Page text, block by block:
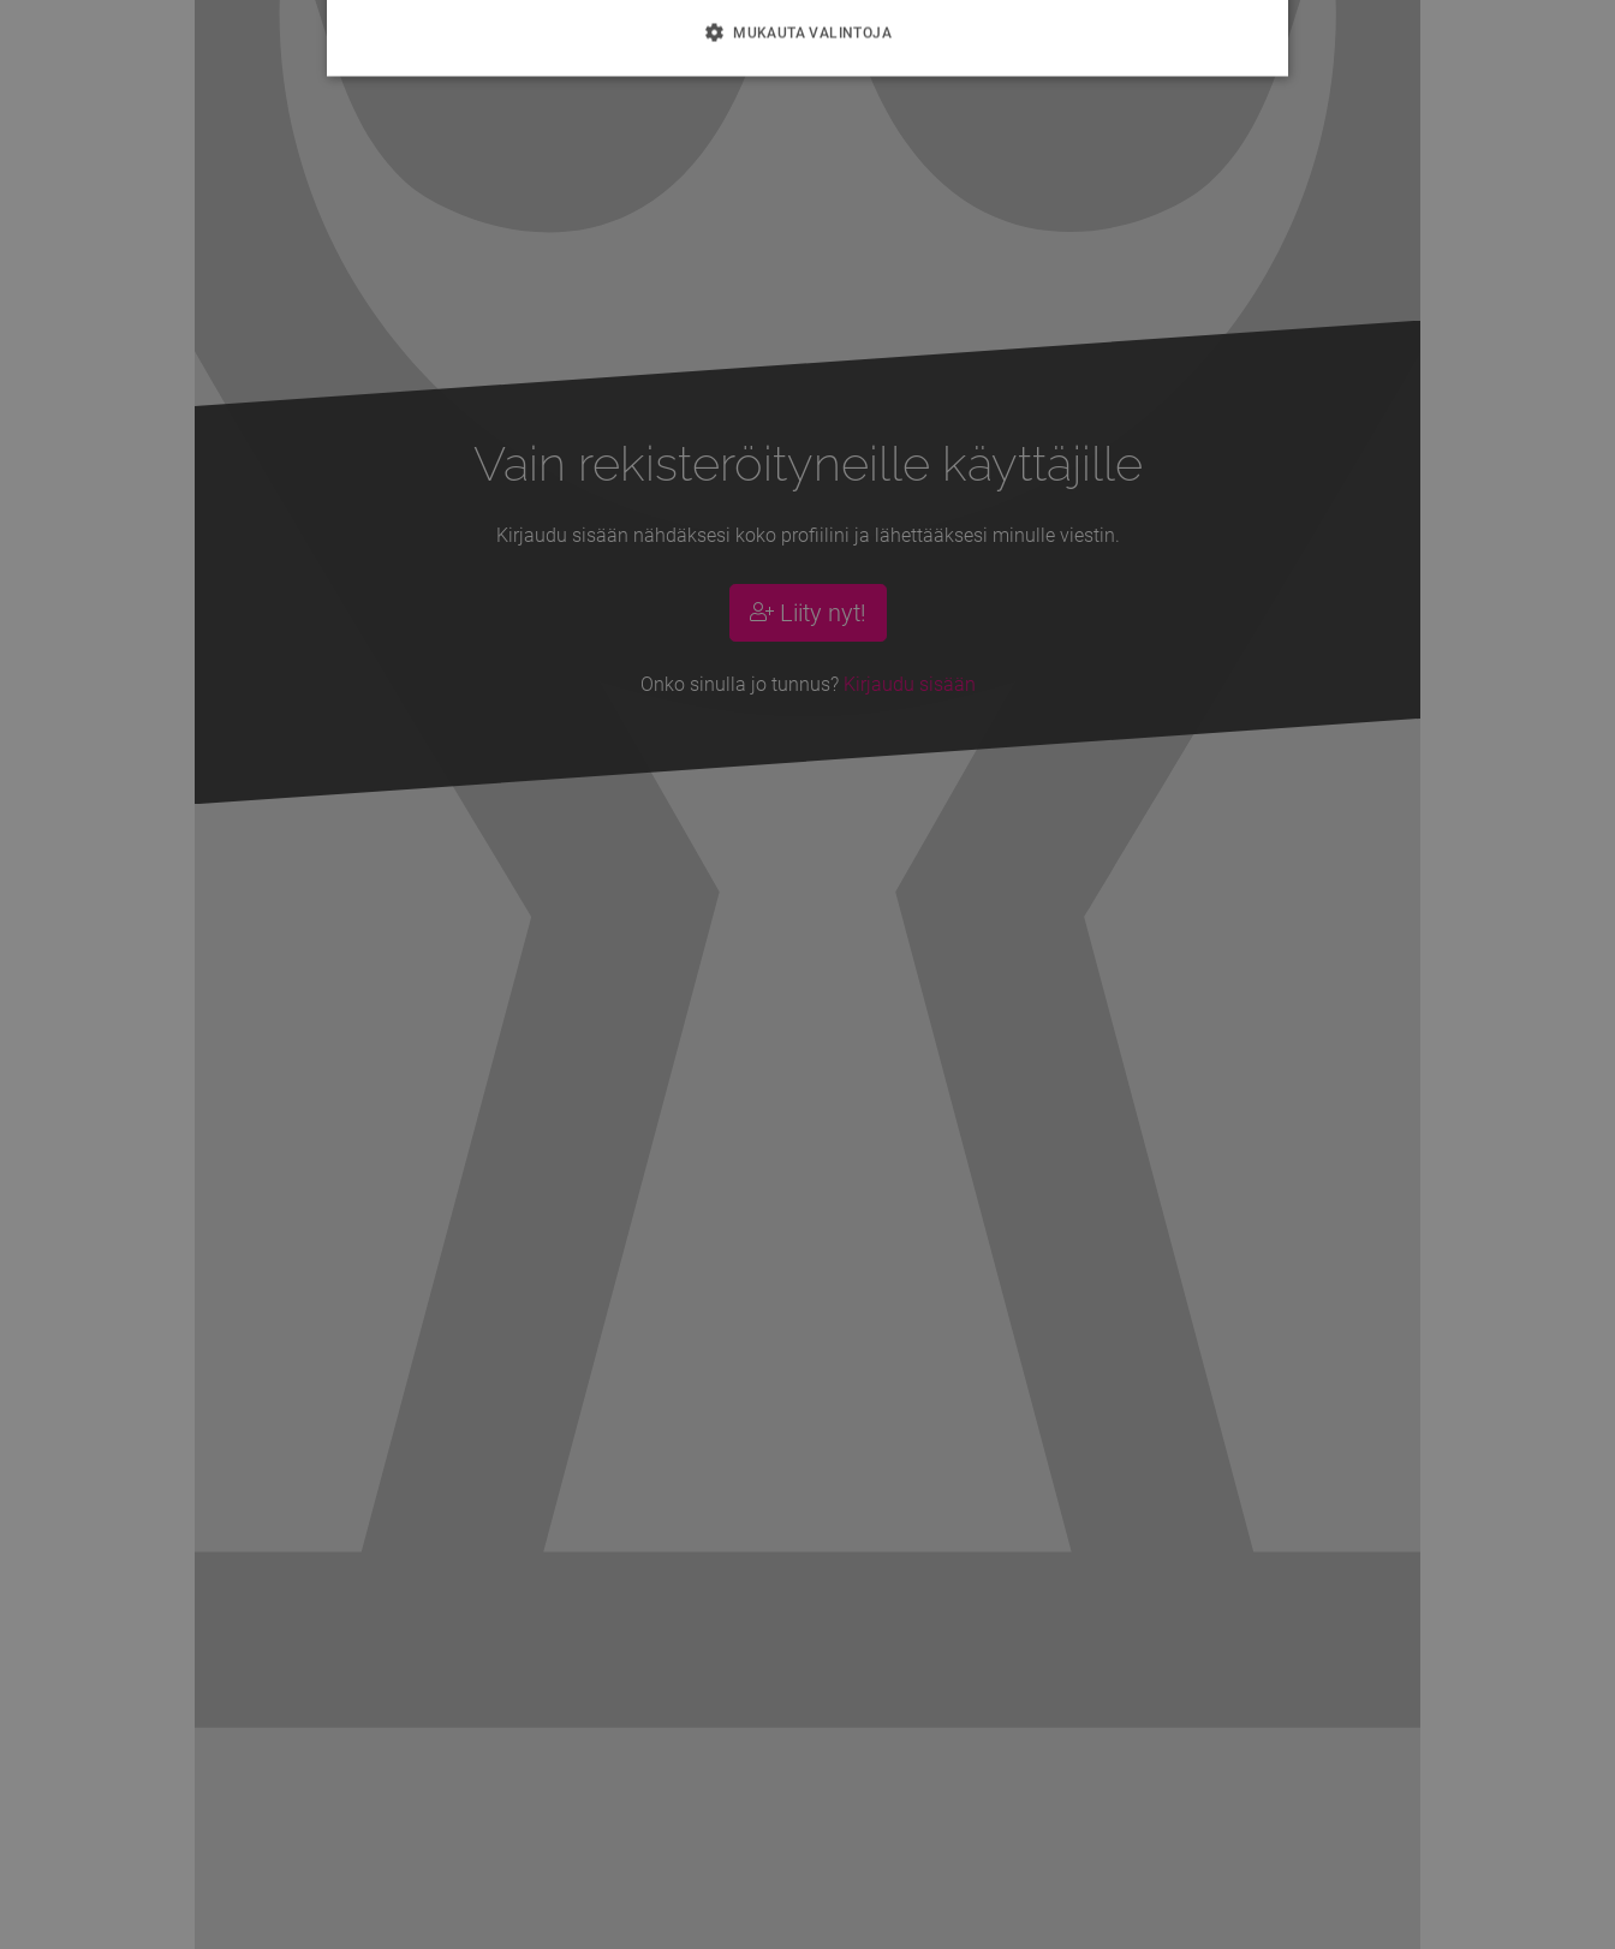
Vain rekisteröityneille käyttäjille
Kirjaudu sisään nähdäksesi koko profiilini ja lähettääksesi minulle viestin.
Liity nyt!
Onko sinulla jo tunnus? Kirjaudu sisään
Next
MUKAUTA VALINTOJA